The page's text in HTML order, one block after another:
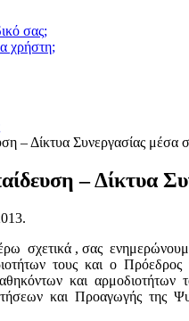
σας;
χρήστη;
– Δίκτυα Συνεργασίας μέσα
– Δίκτυα
.
, σας
τους και ο
και
και Προαγωγής της